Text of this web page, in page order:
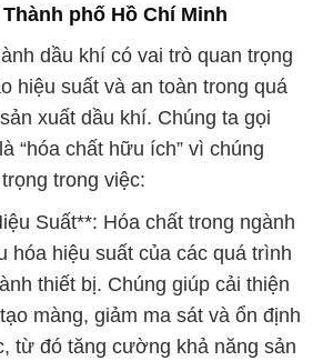
“hóa chất hữu ích” vì chúng
trong việc:
Suất**: Hóa chất trong ngành
hóa hiệu suất của các quá trình
thiết bị. Chúng giúp cải thiện
màng, giảm ma sát và ổn định
từ đó tăng cường khả năng sản
lượng sản phẩm.
Việc sử dụng hóa chất
tin cậy là yếu tố then chốt trong
quá trình sản xuất và vận